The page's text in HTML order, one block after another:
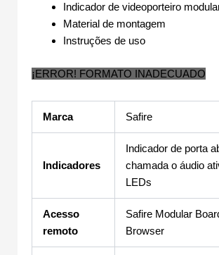
Indicador de videoporteiro
Material de montagem
Instruções de uso
¡ERROR! FORMATO INADECUADO
Marca Safire
Indicadores
Indicador de porta
chamada o áudio
LEDs
Acesso
remoto
Safire Modular
Browser